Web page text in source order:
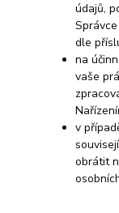
údajů,
dle
na
vaše
v
obrátit